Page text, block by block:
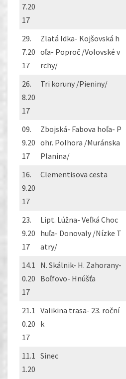
7.20
17
29.
7.20
17
Zlatá Idka- Kojšovská h
oľa- Poproč /Volovské v
rchy/
26.
8.20
17
Tri koruny /Pieniny/
09.
9.20
17
Zbojská- Fabova hoľa- P
ohr. Polhora /Muránska
Planina/
16.
9.20
17
Clementisova cesta
23.
9.20
17
Lipt. Lúžna- Veľká Choc
huľa- Donovaly /Nízke T
atry/
14.1
0.20
17
N. Skálnik- H. Zahorany-
Boľfovo- Hnúšťa
21.1
0.20
17
Valikina trasa- 23. roční
k
11.1
1.20
Sinec